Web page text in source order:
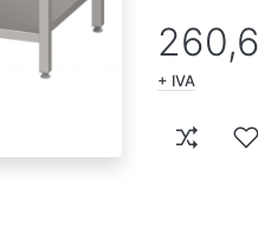
+ IVA